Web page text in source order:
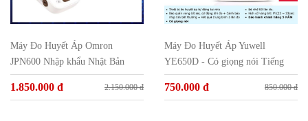
Máy Đo Huyết Áp Omron
JPN600 Nhập khẩu Nhật Bản
1.850.000 đ 2.150.000 đ
Máy Đo Huyết Áp Yuwell
YE650D - Có giọng nói Tiếng
Việt
750.000 đ 850.000 đ